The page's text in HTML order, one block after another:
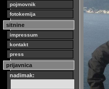
pojmovnik
fotokemija
sitnine
impressum
kontakt
press
prijavnica
nadimak: